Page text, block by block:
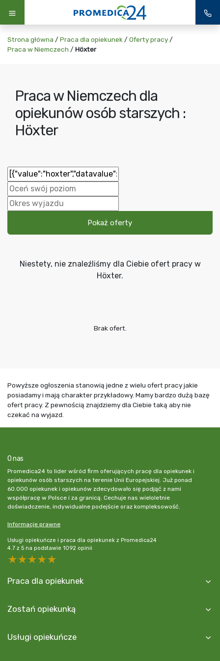
Strona główna / Praca dla opiekunek / Oferty pracy /
Praca w Niemczech / Höxter
Praca w Niemczech dla
opiekunów osób starszych :
Höxter
Pokaż oferty
Niestety, nie znaleźliśmy dla Ciebie ofert pracy w
Höxter.
Brak ofert.
Powyższe ogłoszenia stanowią jedne z wielu ofert pracy jakie
posiadamy i mają charakter przykładowy. Mamy bardzo dużą bazę
ofert pracy. Z pewnością znajdziemy dla Ciebie taką aby nie
czekać na wyjazd.
O nas
Promedica24 to lider wśród firm oferujących pracę dla opiekunek i
opiekunów osób starszych na terenie Unii Europejskiej. Już ponad
60.000 opiekunek i opiekunów zdecydowało się podjąć z nami
współpracę w Polsce i za granicą. Cechuje nas wieloletnie
doświadczenie, indywidualne podejście oraz kompleksowość.
Informacje prawne
Usługi opiekuńcze i praca dla opiekunek z Promedica24
4.7 z 5 na podstawie 1092 opinii
5 stars
4 stars
3 stars
2 stars
Praca dla opiekunek
Zostań opiekunką
Usługi opiekuńcze